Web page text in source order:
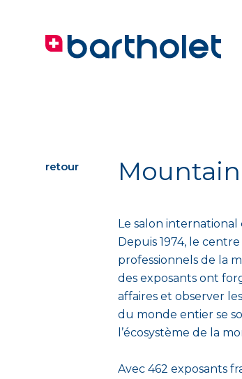
Le salon
Depuis 1974, le
professionnels de la
des exposants ont
affaires et observer
du monde entier se
l’écosystème de la
Avec 462 exposants
retour